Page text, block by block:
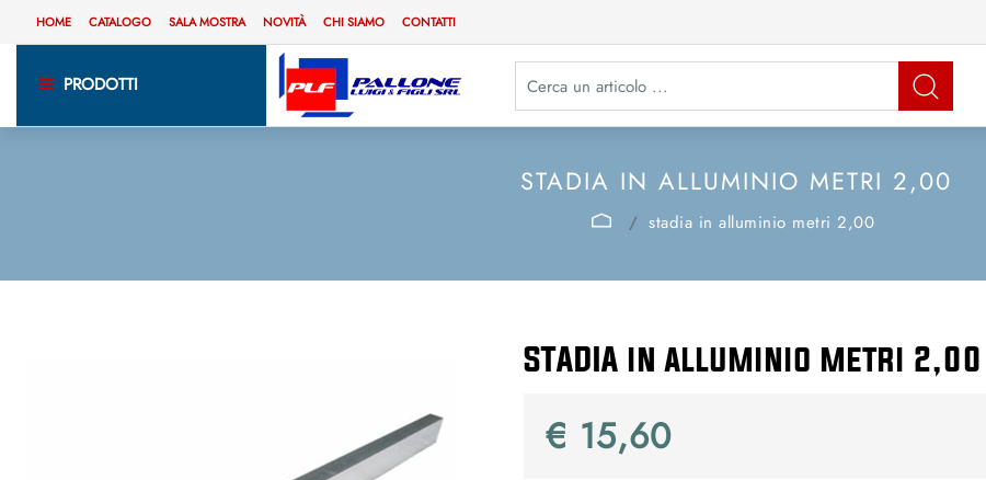
HOME CATALOGO SALA MOSTRA NOVITÀ CHI SIAMO CONTATTI
PRODOTTI
La modifica di un filtro aggiorna automaticamente gli altri filtri disponibili.
STADIA IN ALLUMINIO METRI 2,00
stadia in alluminio metri 2,00
STADIA in alluminio metri 2,00
€ 15,60